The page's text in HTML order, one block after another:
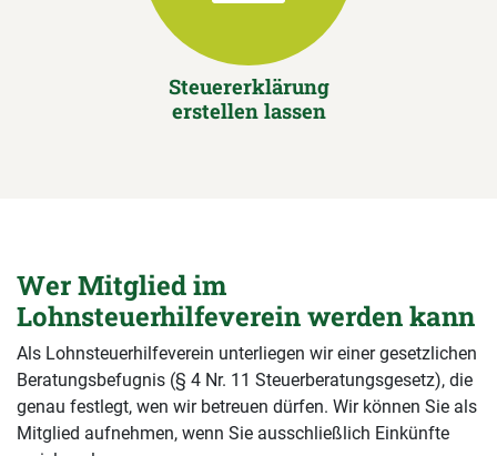
Steuererklärung
erstellen lassen
Wer Mitglied im
Lohnsteuerhilfeverein werden kann
Als Lohnsteuerhilfeverein unterliegen wir einer gesetzlichen
Beratungsbefugnis (§ 4 Nr. 11 Steuerberatungsgesetz), die
genau festlegt, wen wir betreuen dürfen. Wir können Sie als
Mitglied aufnehmen, wenn Sie ausschließlich Einkünfte